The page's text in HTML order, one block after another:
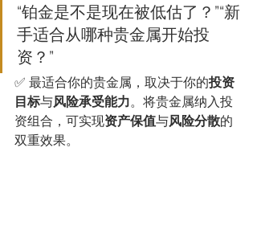
“铂金是不是现在被低估了？”“新
手适合从哪种贵金属开始投
资？”
✅ 最适合你的贵金属，取决于你的投资
目标与风险承受能力。将贵金属纳入投
资组合，可实现资产保值与风险分散的
双重效果。